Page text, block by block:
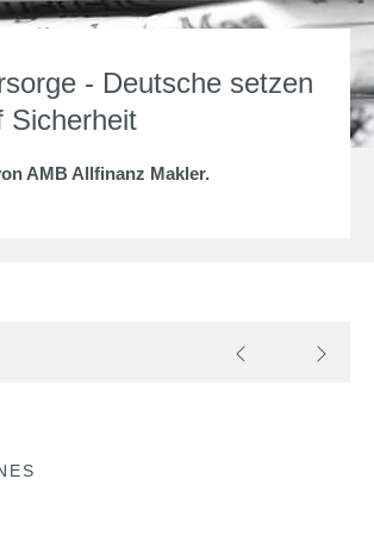
- Deutsche setzen
Sicherheit
AMB Allfinanz Makler.